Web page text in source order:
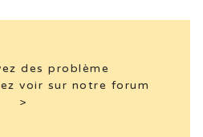
des problème
voir sur notre forum
>